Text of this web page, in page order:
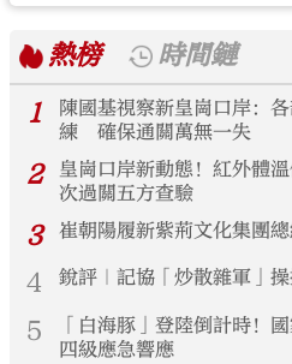
熱榜
時間鏈
1
陳國基視察新皇崗口岸：
練 確保通關萬無一失
2
皇崗口岸新動態！紅外體
次過關五方查驗
3 崔朝陽履新紫荊文化集團
4 銳評｜記協「炒散雜軍」操
5
「白海豚」登陸倒計時！
四級應急響應